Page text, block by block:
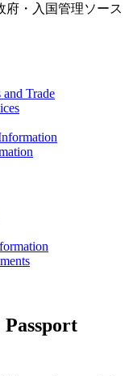
府・入国管理ソース
Trade